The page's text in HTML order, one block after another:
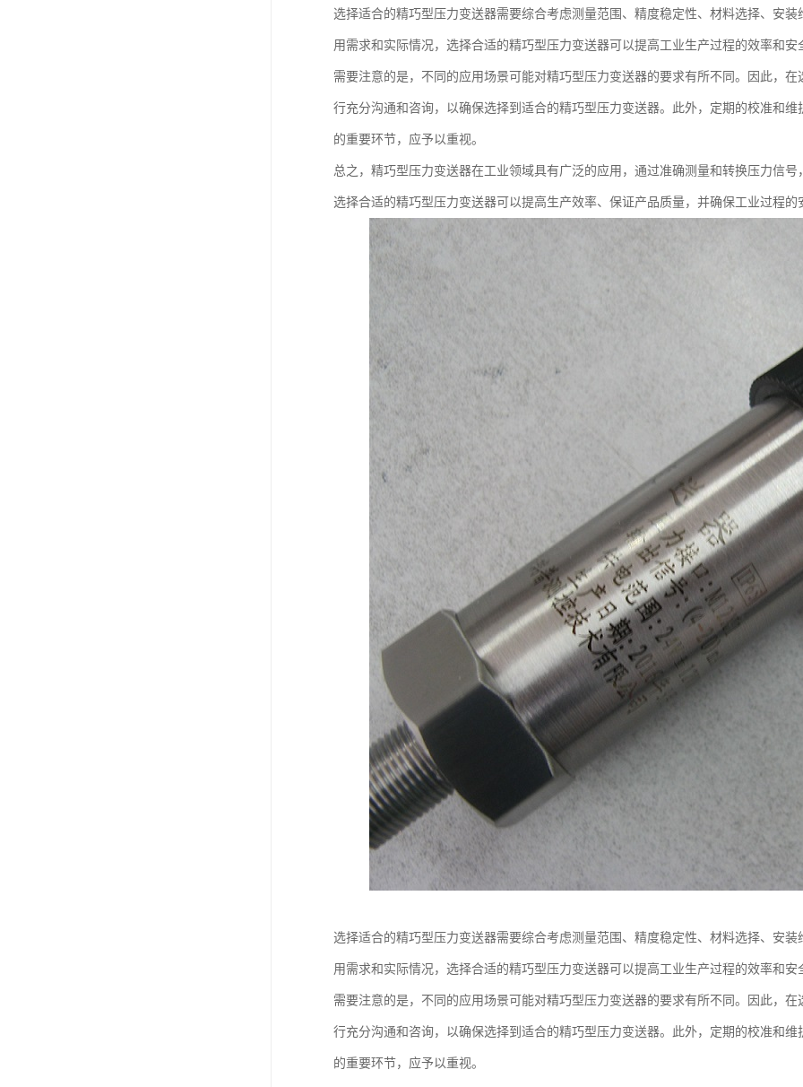
选择适合的精巧型压力变送器需要综合考虑测量范围、精度稳定性、材料选择、安
用需求和实际情况，选择合适的精巧型压力变送器可以提高工业生产过程的效率和安
需要注意的是，不同的应用场景可能对精巧型压力变送器的要求有所不同。因此，
行充分沟通和咨询，以确保选择到适合的精巧型压力变送器。此外，定期的校准和
的重要环节，应予以重视。
总之，精巧型压力变送器在工业领域具有广泛的应用，通过准确测量和转换压力信
选择合适的精巧型压力变送器可以提高生产效率、保证产品质量，并确保工业过程的
选择适合的精巧型压力变送器需要综合考虑测量范围、精度稳定性、材料选择、安
用需求和实际情况，选择合适的精巧型压力变送器可以提高工业生产过程的效率和安
需要注意的是，不同的应用场景可能对精巧型压力变送器的要求有所不同。因此，
行充分沟通和咨询，以确保选择到适合的精巧型压力变送器。此外，定期的校准和
的重要环节，应予以重视。